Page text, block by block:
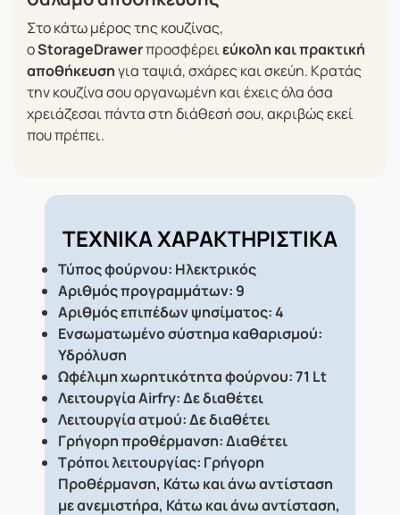
Στο κάτω μέρος της κουζίνας,
οStorageDrawerπροσφέρειεύκολη και πρακτική
αποθήκευσηγια ταψιά, σχάρες και σκεύη. Κρατάς
την κουζίνα σου οργανωμένη και έχεις όλα όσα
χρειάζεσαι πάντα στη διάθεσή σου, ακριβώς εκεί
που πρέπει.
ΤΕΧΝΙΚΑ ΧΑΡΑΚΤΗΡΙΣΤΙΚΑ
Τύπος φούρνου: Ηλεκτρικός
Αριθμός προγραμμάτων: 9
Αριθμός επιπέδων ψησίματος: 4
Ενσωματωμένο σύστημα καθαρισμού:
Υδρόλυση
Ωφέλιμη χωρητικότητα φούρνου: 71 Lt
Λειτουργία Airfry: Δε διαθέτει
Λειτουργία ατμού: Δε διαθέτει
Γρήγορη προθέρμανση: Διαθέτει
Τρόποι λειτουργίας: Γρήγορη
Προθέρμανση, Κάτω και άνω αντίσταση
με ανεμιστήρα, Κάτω και άνω αντίσταση,